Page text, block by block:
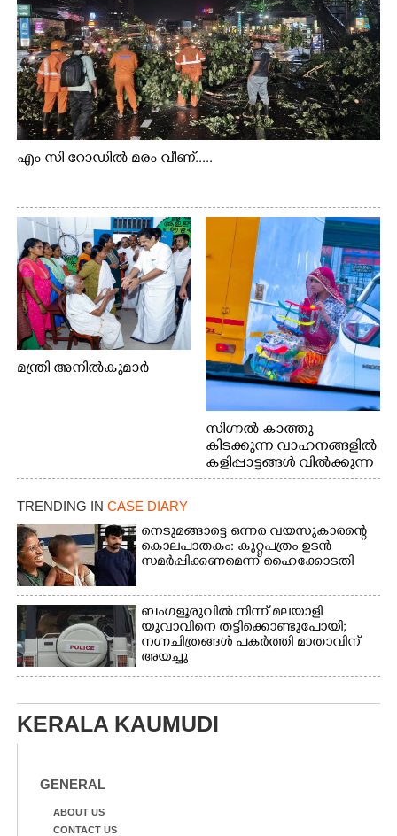
എം സി റോഡിൽ മരം വീണ്.....
മന്ത്രി അനിൽകുമാർ
സിഗ്നൽ കാത്തു
കിടക്കുന്ന വാഹനങ്ങളിൽ
കളിപ്പാട്ടങ്ങൾ വിൽക്കുന്ന
നാടോടി യുവതി. ഇടപ്പള്ളി
TRENDING IN CASE DIARY
നെടുമങ്ങാട്ടെ ഒന്നര വയസുകാരന്റെ
കൊലപാതകം: കുറ്റപത്രം ഉടൻ
സമർപ്പിക്കണമെന്ന് ഹൈക്കോടതി
ബംഗളൂരുവിൽ നിന്ന് മലയാളി
യുവാവിനെ തട്ടിക്കൊണ്ടുപോയി;
നഗ്നചിത്രങ്ങൾ പകർത്തി മാതാവിന്
അയച്ചു
KERALA KAUMUDI
GENERAL
ABOUT US
CONTACT US